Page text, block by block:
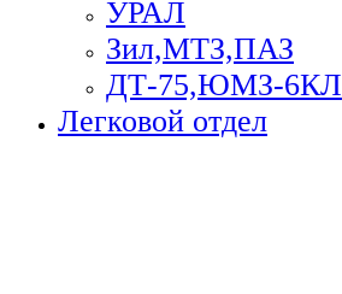
УРАЛ
Зил,МТЗ,ПАЗ
ДТ-75,ЮМЗ-6КЛ
Легковой отдел